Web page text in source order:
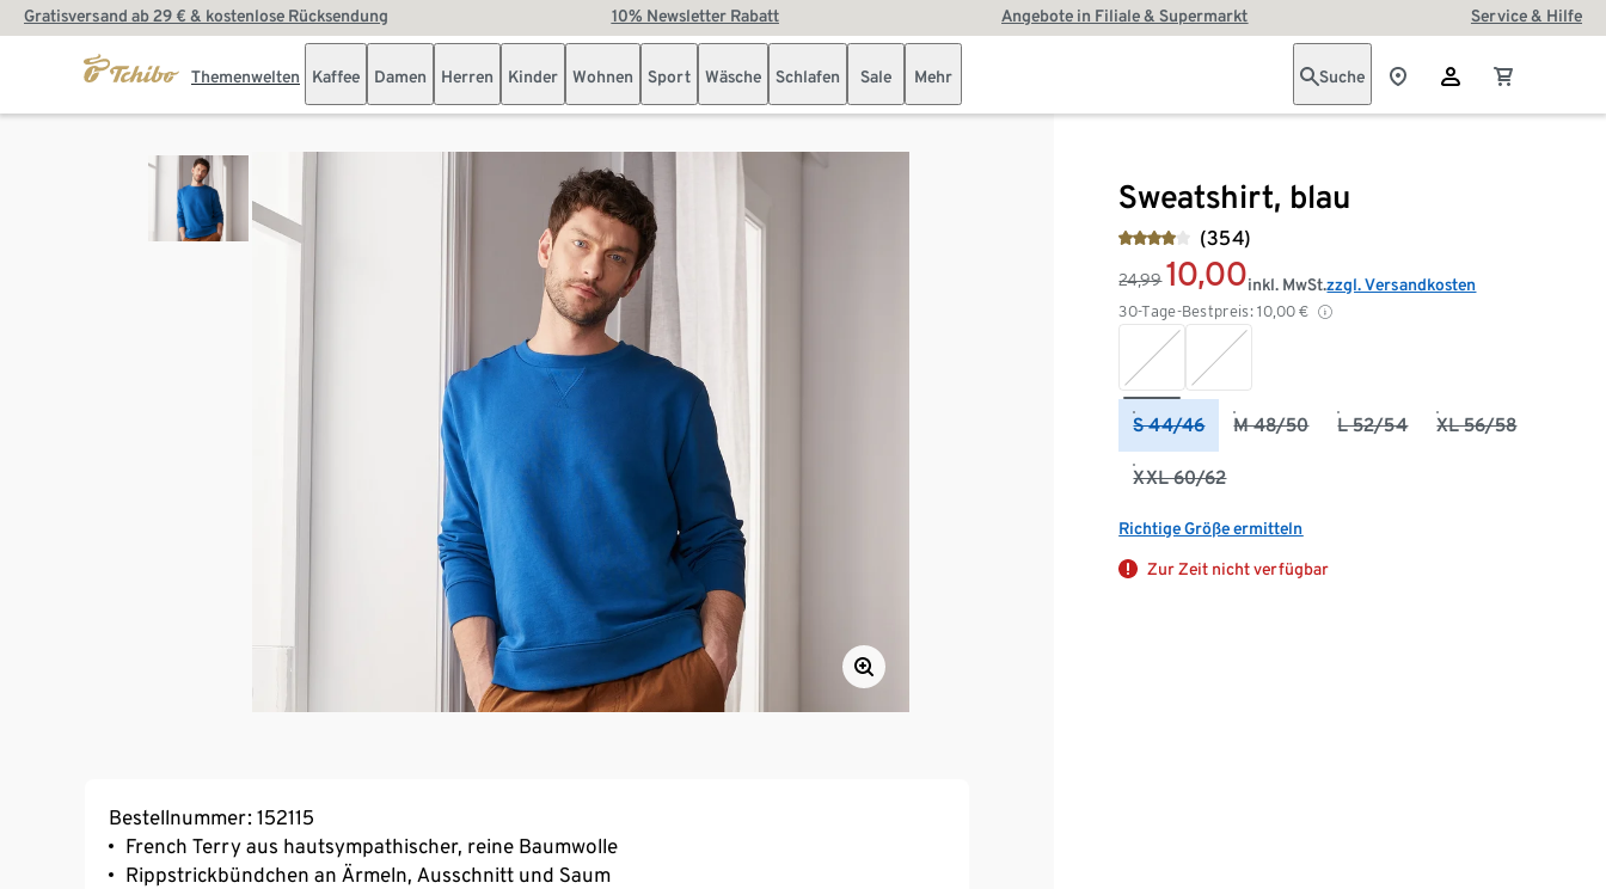
Gratisversand ab 29 € & kostenlose Rücksendung 10% Newsletter Rabatt Angebote in Filiale & Supermarkt Service & Hilfe
Themenwelten Kaffee Damen Herren Kinder Wohnen Sport Wäsche Schlafen Sale Mehr Suche
Sweatshirt, blau
(354)
24,99 10,00
30-Tage-Bestpreis: 10,00 €
inkl. MwSt.zzgl. Versandkosten
S 44/46 M 48/50 L 52/54 XL 56/58
XXL 60/62
Richtige Größe ermitteln
Zur Zeit nicht verfügbar
Bestellnummer: 152115
French Terry aus hautsympathischer, reine Baumwolle
Rippstrickbündchen an Ärmeln, Ausschnitt und Saum